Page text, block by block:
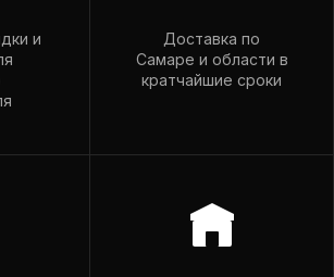
98
и
Доставка по
Самаре и области в
кратчайшие сроки